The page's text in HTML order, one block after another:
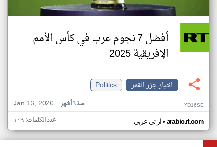
أفضل 7 نجوم عرب في كأس الأمم
الإفريقية 2025
اخبار جزر القمر
Politics
Jan 16, 2026
منذ ٦ أشهر YD16SE
ار تي عربي• arabic.rt.com عدد الكلمات: ١٠٩